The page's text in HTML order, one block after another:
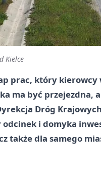
Kielce
prac, który
ma być przejezdna,
Dróg
i domyka
także dla samego